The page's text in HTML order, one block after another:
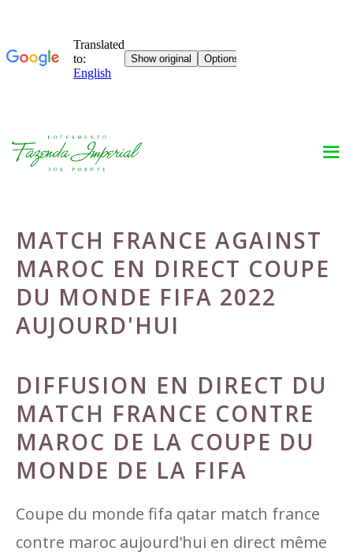
Skip
MATCH FRANCE AGAINST
MAROC EN DIRECT COUPE
DU MONDE FIFA 2022
AUJOURD'HUI
DIFFUSION EN DIRECT DU
MATCH FRANCE CONTRE
MAROC DE LA COUPE DU
MONDE DE LA FIFA
Coupe du monde fifa qatar match france
contre maroc aujourd'hui en direct même